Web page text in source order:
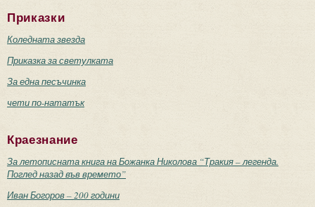
Приказки
Коледната звезда
Приказка за светулката
За една песъчинка
чети по-нататък
Краезнание
За летописната книга на Божанка Николова “Тракия – легенда.
Поглед назад във времето”
Иван Богоров – 200 години